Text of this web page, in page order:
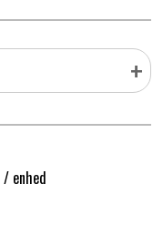
+
/ enhed